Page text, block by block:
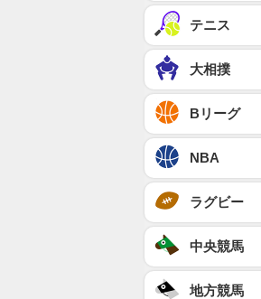
テニス
大相撲
Bリーグ
NBA
ラグビー
中央競馬
地方競馬